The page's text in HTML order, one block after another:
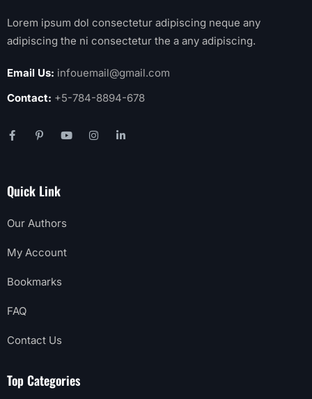
Lorem ipsum dol consectetur adipiscing neque any
adipiscing the ni consectetur the a any adipiscing.
Email Us: infouemail@gmail.com
Contact: +5-784-8894-678
Quick Link
Our Authors
My Account
Bookmarks
FAQ
Contact Us
Top Categories